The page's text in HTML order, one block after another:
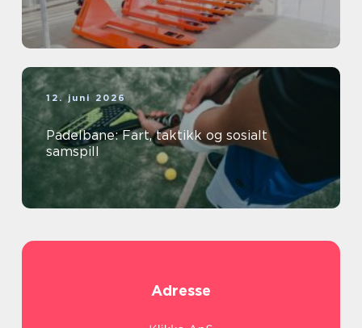
12. juni 2026
Padelbane: Fart, taktikk og sosialt
samspill
Adresse